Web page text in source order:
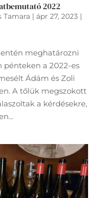
2022
Tamara | ápr 27, 2023|
meghatározni
pénteken a 2022-es
Ádám és Zoli
A tőlük megszokott
a kérdésekre,